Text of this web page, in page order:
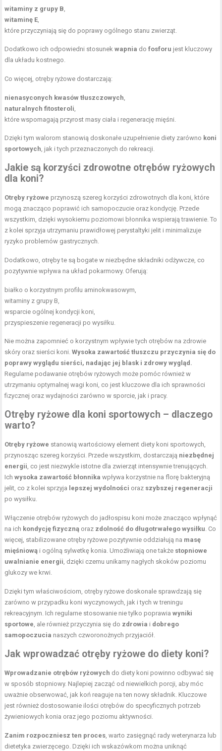
witaminy z grupy B,
witaminę E,
które przyczyniają się do poprawy ogólnego stanu zwierząt.
Dodatkowo ich odpowiedni stosunekwapnia dofosforu jest kluczowy
dla układu kostnego.
Co więcej, otręby ryżowe dostarczają:
nienasyconych kwasów tłuszczowych,
naturalnych fitosteroli,
które wspomagają przyrost masy ciała i regenerację mięśni.
Dzięki tym walorom stanowią doskonałe uzupełnienie diety zarówno koni
sportowych, jak i tych przeznaczonych do rekreacji.
Jakie są korzyści zdrowotne otrębów ryżowych
dla koni?
Otręby ryżowe przynoszą szereg korzyści zdrowotnych dla koni, które
mogą znacząco poprawić ich samopoczucie oraz kondycję. Przede
wszystkim, dzięki wysokiemu poziomowi błonnika wspierają trawienie. To
z kolei sprzyja utrzymaniu prawidłowej perystaltyki jelit i minimalizuje
ryzyko problemów gastrycznych.
Dodatkowo, otręby te są bogate w niezbędne składniki odżywcze, co
pozytywnie wpływa na układ pokarmowy. Oferują:
białko o korzystnym profilu aminokwasowym,
witaminy z grupy B,
wsparcie ogólnej kondycji koni,
przyspieszenie regeneracji po wysiłku.
Nie można zapomnieć o korzystnym wpływie tych otrębów na zdrowie
skóry oraz sierści koni.Wysoka zawartość tłuszczu przyczynia się do
poprawy wyglądu sierści, nadając jej blask i zdrowy wygląd.
Regularne podawanie otrębów ryżowych może pomóc również w
utrzymaniu optymalnej wagi koni, co jest kluczowe dla ich sprawności
fizycznej oraz wydajności zarówno w sporcie, jak i pracy.
Otręby ryżowe dla koni sportowych – dlaczego
warto?
Otręby ryżowe stanowią wartościowy element diety koni sportowych,
przynosząc szereg korzyści. Przede wszystkim, dostarczają niezbędnej
energii, co jest niezwykle istotne dla zwierząt intensywnie trenujących.
Ichwysoka zawartość błonnika wpływa korzystnie na florę bakteryjną
jelit, co z kolei sprzyja lepszej wydolności oraz szybszej regeneracji
po wysiłku.
Włączenie otrębów ryżowych do jadłospisu koni może znacząco wpłynąć
na ich kondycję fizyczną oraz zdolność do długotrwałego wysiłku. Co
więcej, stabilizowane otręby ryżowe pozytywnie oddziałują na masę
mięśniową i ogólną sylwetkę konia. Umożliwiają one także stopniowe
uwalnianie energii, dzięki czemu unikamy nagłych skoków poziomu
glukozy we krwi.
Dzięki tym właściwościom, otręby ryżowe doskonale sprawdzają się
zarówno w przypadku koni wyczynowych, jak i tych w treningu
rekreacyjnym. Ich regularne stosowanie nie tylko poprawiawyniki
sportowe, ale również przyczynia się do zdrowia i dobrego
samopoczucia naszych czworonożnych przyjaciół.
Jak wprowadzać otręby ryżowe do diety koni?
Wprowadzanie otrębów ryżowych do diety koni powinno odbywać się
w sposób stopniowy. Najlepiej zacząć od niewielkich porcji, aby móc
uważnie obserwować, jak koń reaguje na ten nowy składnik. Kluczowe
jest również dostosowanie ilości otrębów do specyficznych potrzeb
żywieniowych konia oraz jego poziomu aktywności.
Zanim rozpoczniesz ten proces, warto zasięgnąć rady weterynarza lub
dietetyka zwierzęcego. Dzięki ich wskazówkom można uniknąć